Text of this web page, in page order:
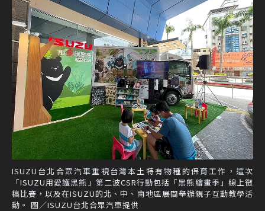
ISUZU台北合眾汽車重視台灣本土特有物種的保育工作，這次
「ISUZU用愛護黑熊」第二波CSR行動包括「黑熊繪畫季」線上徵
稿比賽，以及在ISUZU的北、中、南地區展間舉辦親子互動教學活
動。 圖／ISUZU台北合眾汽車提供